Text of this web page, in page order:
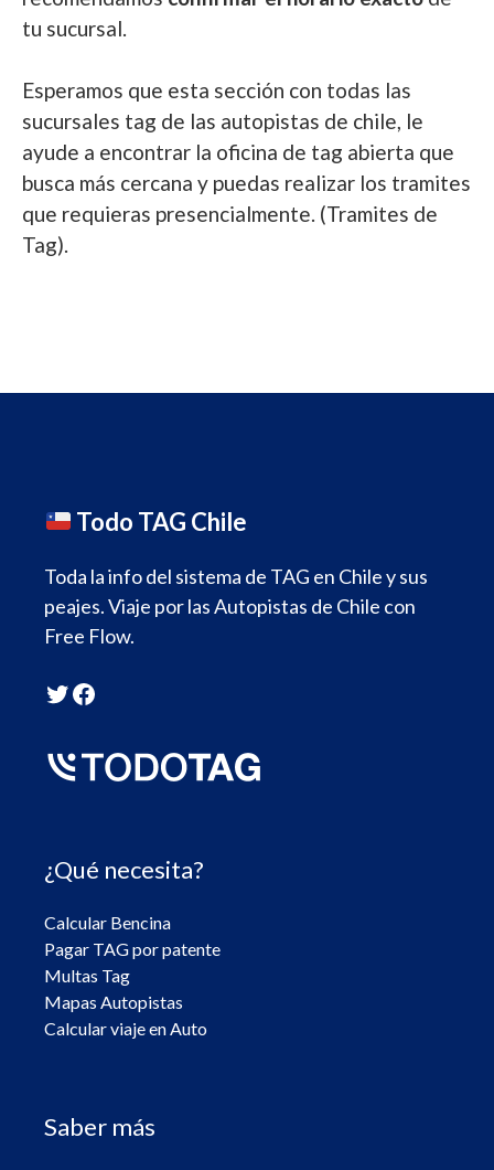
tu sucursal.
Esperamos que esta sección con todas las
sucursales tag de las autopistas de chile, le
ayude a encontrar la oficina de tag abierta que
busca más cercana y puedas realizar los tramites
que requieras presencialmente. (Tramites de
Tag).
Todo TAG Chile
Toda la info del sistema de TAG en Chile y sus
peajes. Viaje por las Autopistas de Chile con
Free Flow.
Twitter
Facebook
¿Qué necesita?
Calcular Bencina
Pagar TAG por patente
Multas Tag
Mapas Autopistas
Calcular viaje en Auto
Saber más